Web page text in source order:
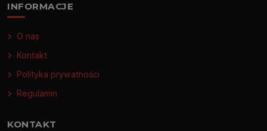
INFORMACJE
O nas
Kontakt
Polityka prywatności
Regulamin
KONTAKT